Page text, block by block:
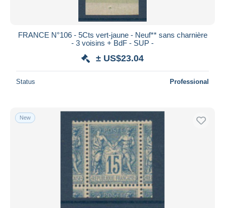
FRANCE N°106 - 5Cts vert-jaune - Neuf** sans charnière
- 3 voisins + BdF - SUP -
± US$23.04
Status Professional
New